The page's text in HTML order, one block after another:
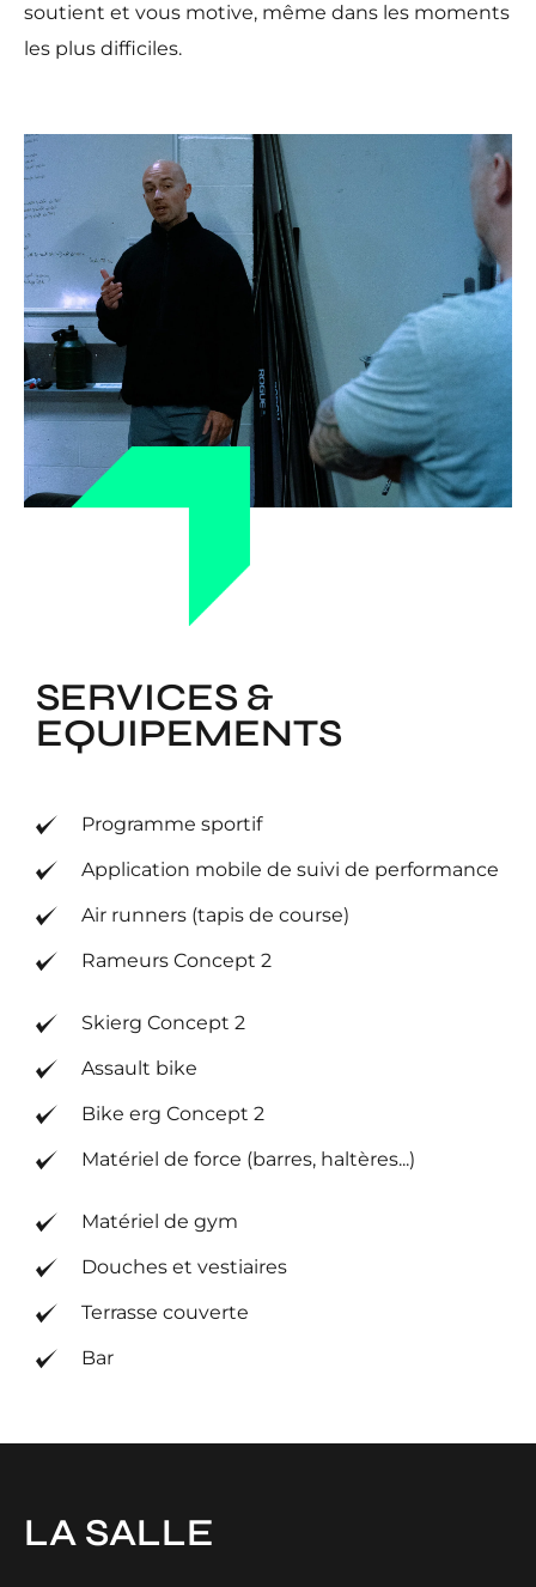
soutient et vous motive, même dans les moments
les plus difficiles.
SERVICES &
EQUIPEMENTS
Programme sportif
Application mobile de suivi de performance
Air runners (tapis de course)
Rameurs Concept 2
Skierg Concept 2
Assault bike
Bike erg Concept 2
Matériel de force (barres, haltères...)
Matériel de gym
Douches et vestiaires
Terrasse couverte
Bar
LA SALLE